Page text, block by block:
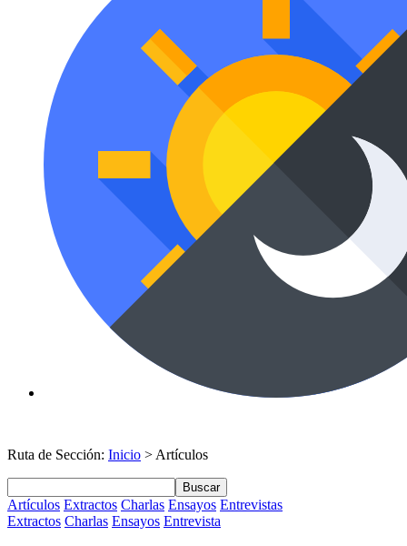
Ruta de Sección: Inicio > Artículos
Buscar
Artículos Extractos Charlas Ensayos Entrevistas
Extractos Charlas Ensayos Entrevista